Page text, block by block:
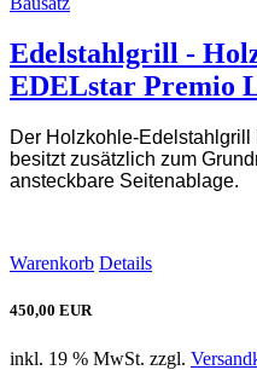
Edelstahlgrill -
EDELstar Premio
Der Holzkohle-Edelstahlgrill
besitzt zusätzlich zum
ansteckbare Seitenablage.
Warenkorb Details
450,00 EUR
inkl. 19 % MwSt. zzgl.